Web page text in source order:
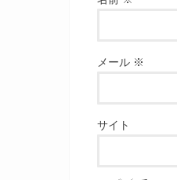
メール ※
サイト